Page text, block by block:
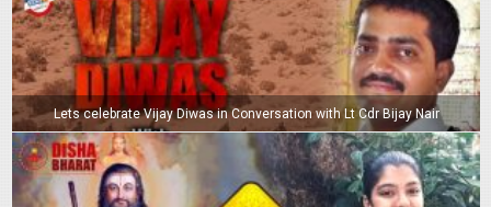
Lets celebrate Vijay Diwas in Conversation with Lt Cdr Bijay Nair